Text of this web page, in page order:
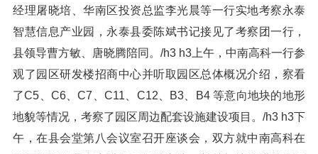
经理屠晓培、华南区投资总监李光晨等一行实地考察永泰
智慧信息产业园，永泰县委陈斌书记接见了考察团一行，
县领导曹方敏、唐晓腾陪同。/h3 h3上午，中南高科一行参
观了园区研发楼招商中心并听取园区总体概况介绍，察看
了C5、C6、C7、C11、C12、B3、B4 等意向地块的地形
地貌等情况，考察了园区周边配套设施建设项目。/h3 h3下
午，在县会堂第八会议室召开座谈会，双方就中南高科在